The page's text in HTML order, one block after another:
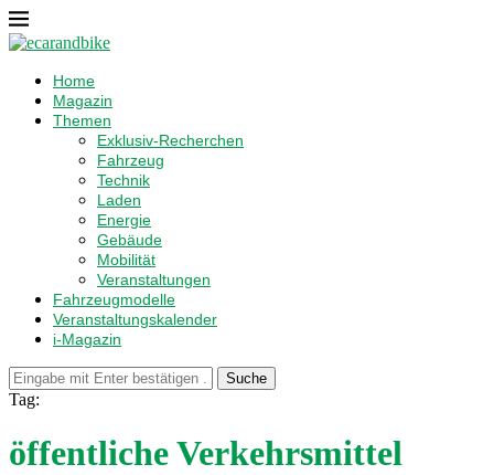
Home
Magazin
Themen
Exklusiv-Recherchen
Fahrzeug
Technik
Laden
Energie
Gebäude
Mobilität
Veranstaltungen
Fahrzeugmodelle
Veranstaltungskalender
i-Magazin
Suche
Tag:
öffentliche Verkehrsmittel